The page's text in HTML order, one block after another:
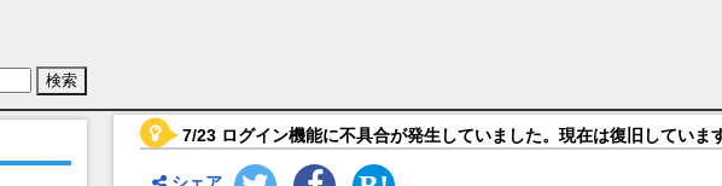
【忘却前夜】キャラ紹介
7/23 ログイン機能に不具合が発生していました。現在は復旧していま
シェア